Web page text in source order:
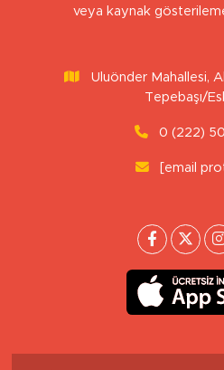
veya kaynak
Uluönder Mahallesi,
Tepebaşı/
0 (222)
[email